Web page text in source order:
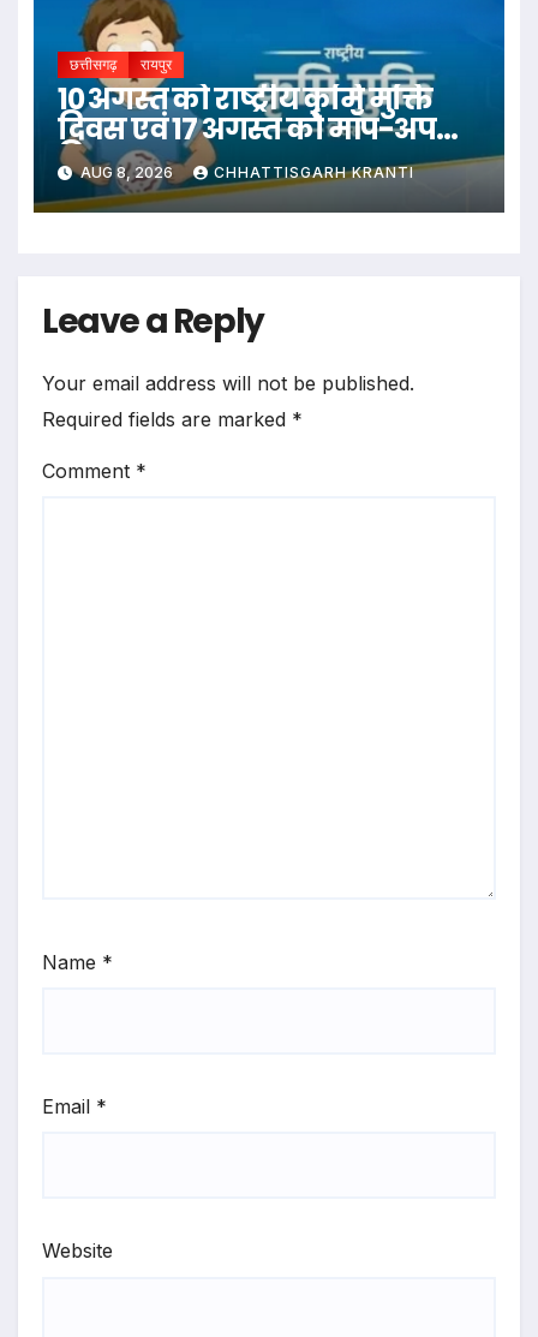
छत्तीसगढ़ रायपुर
10 अगस्त को राष्ट्रीय कृमि मुक्ति
दिवस एवं 17 अगस्त को मॉप-अप
दिवस
AUG 8, 2026 CHHATTISGARH KRANTI
Leave a Reply
Your email address will not be published.
Required fields are marked *
Comment *
Name *
Email *
Website